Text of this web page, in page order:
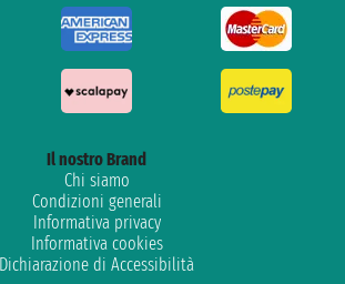
Il nostro Brand
Chi siamo
Condizioni generali
Informativa privacy
Informativa cookies
Dichiarazione di Accessibilità